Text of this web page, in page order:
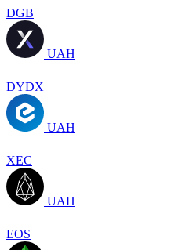
DGB
UAH
DYDX
UAH
XEC
UAH
EOS